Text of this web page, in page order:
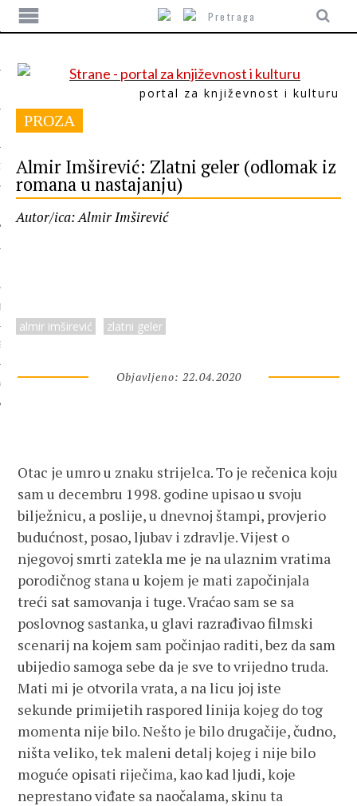
portal za književnost i kulturu
PROZA
Almir Imširević: Zlatni geler (odlomak iz
romana u nastajanju)
Autor/ica: Almir Imširević
almir imširević zlatni geler
Objavljeno: 22.04.2020
Otac je umro u znaku strijelca. To je rečenica koju
sam u decembru 1998. godine upisao u svoju
bilježnicu, a poslije, u dnevnoj štampi, provjerio
budućnost, posao, ljubav i zdravlje. Vijest o
njegovoj smrti zatekla me je na ulaznim vratima
porodičnog stana u kojem je mati započinjala
treći sat samovanja i tuge. Vraćao sam se sa
poslovnog sastanka, u glavi razrađivao filmski
scenarij na kojem sam počinjao raditi, bez da sam
ubijedio samoga sebe da je sve to vrijedno truda.
Mati mi je otvorila vrata, a na licu joj iste
sekunde primijetih raspored linija kojeg do tog
momenta nije bilo. Nešto je bilo drugačije, čudno,
ništa veliko, tek maleni detalj kojeg i nije bilo
moguće opisati riječima, kao kad ljudi, koje
neprestano viđate sa naočalama, skinu ta